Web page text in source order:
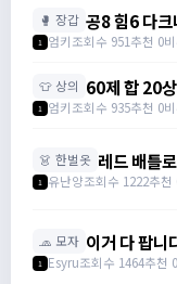
🥊 장갑 공8 힘6 다
https://
1 엄키조회수 951추천 0
👕 상의 60제 합 20
/ 힘16 덱4 /
1 엄키조회수 935추천 0
👗 한벌옷 레드 배틀
1 유난양조회수 1222추천
🧢 모자 이거 다 팝니
천만 메소
1 Esyru조회수 1464추천 0